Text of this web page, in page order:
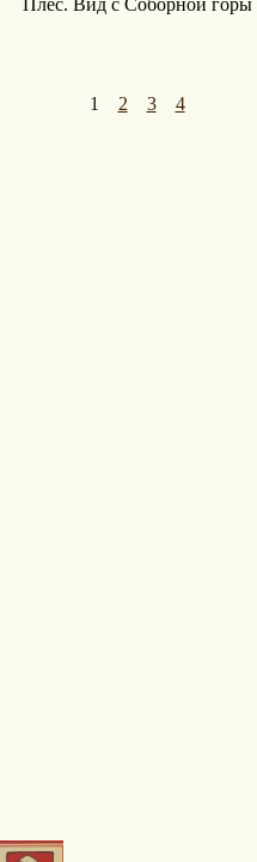
Плёс. Вид с Соборной горы
1 2 3 4